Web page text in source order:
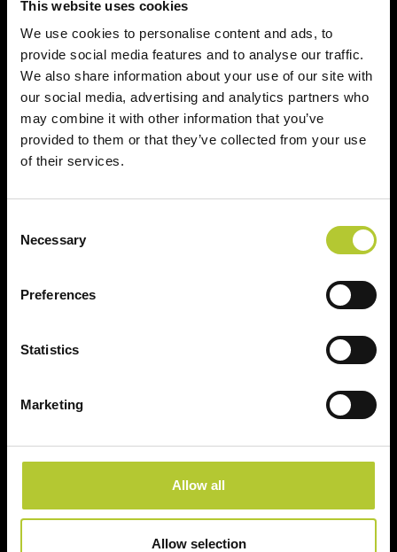
This website uses cookies
We use cookies to personalise content and ads, to
provide social media features and to analyse our traffic.
We also share information about your use of our site with
our social media, advertising and analytics partners who
may combine it with other information that you’ve
provided to them or that they’ve collected from your use
of their services.
Selection
Necessary
Preferences
Statistics
Marketing
Allow all
Allow selection
+ di 40 anni di esperienza
+ di 170 Maestri
Serramentisti Domal
2 siti produttivi
Sistemi scorrevoli
Sistemi oscuranti
Servizi